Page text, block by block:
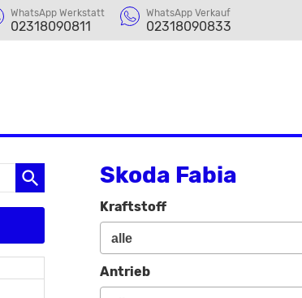
WhatsApp Werkstatt
02318090811
WhatsApp Verkauf
02318090833
Skoda Fabia
Kraftstoff
Antrieb